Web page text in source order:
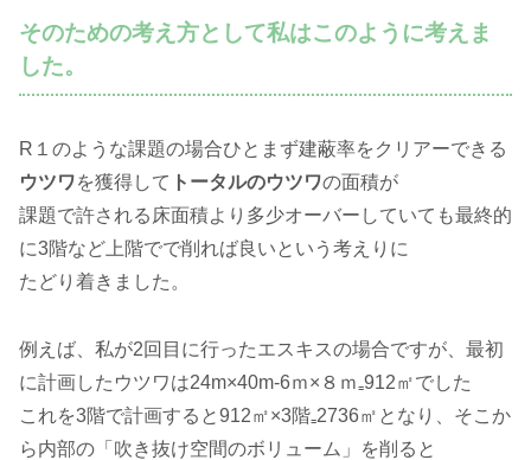
そのための考え方として私はこのように考えま
した。
R１のような課題の場合ひとまず建蔽率をクリアーできる
ウツワを獲得して トータルのウツワの面積が
課題で許される床面積より多少オーバーしていても最終的
に3階など上階でで削れば良いという考えりに
たどり着きました。
例えば、私が2回目に行ったエスキスの場合ですが、最初
に計画したウツワは24m×40m-6ｍ×８ｍ₌912㎡でした
これを3階で計画すると912㎡×3階₌2736㎡となり、そこか
ら内部の「吹き抜け空間のボリューム」を削ると